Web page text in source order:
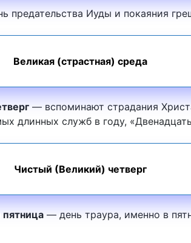
предательства Иуды и покаяния
Великая (страстная) среда
— вспоминают страдания
длинных служб в году,
Чистый (Великий) четверг
пятница — день траура, именно в